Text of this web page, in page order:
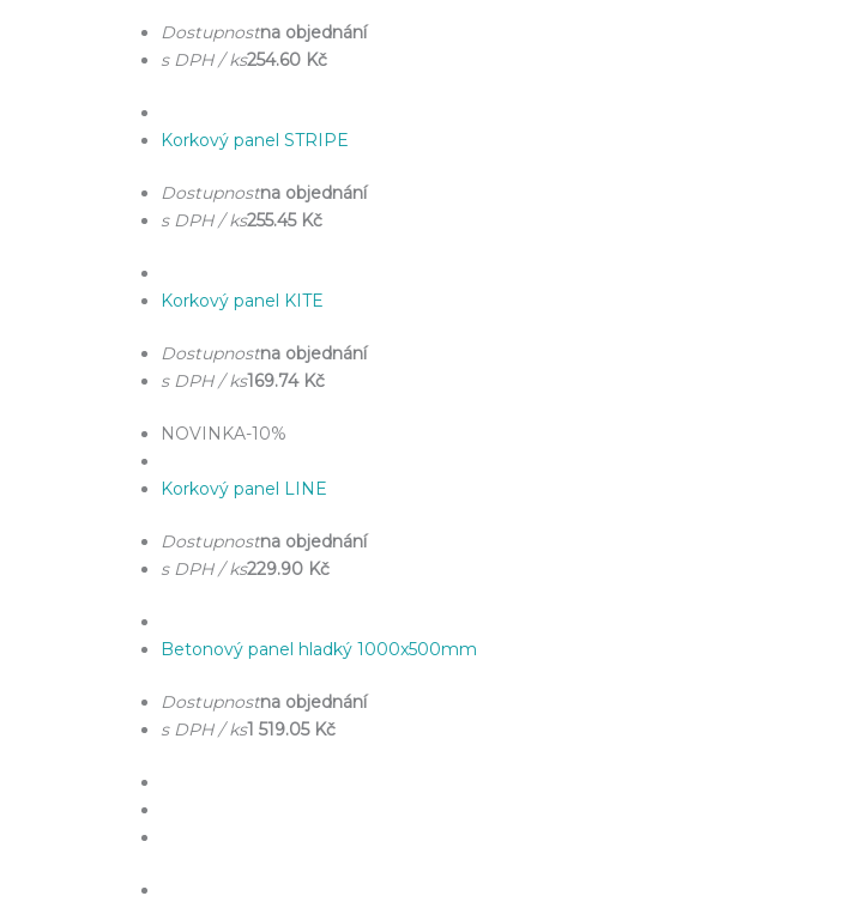
Dostupnostna objednání
s DPH / ks254.60 Kč
Korkový panel STRIPE
Dostupnostna objednání
s DPH / ks255.45 Kč
Korkový panel KITE
Dostupnostna objednání
s DPH / ks169.74 Kč
NOVINKA-10%
Korkový panel LINE
Dostupnostna objednání
s DPH / ks229.90 Kč
Betonový panel hladký 1000x500mm
Dostupnostna objednání
s DPH / ks1 519.05 Kč